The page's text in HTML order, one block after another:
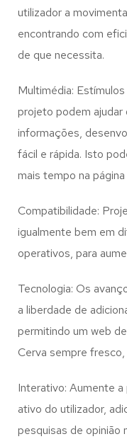
utilizador a
encontrando com
de que necessita.
Multimédia:
projeto podem ajudar
informações,
fácil e rápida. Isto
mais tempo na
Compatibilidade:
igualmente bem em
operativos, para
Tecnologia: Os
a liberdade de
permitindo um web
Cerva sempre fresco,
Interativo: Aumente
ativo do utilizador,
pesquisas de opinião